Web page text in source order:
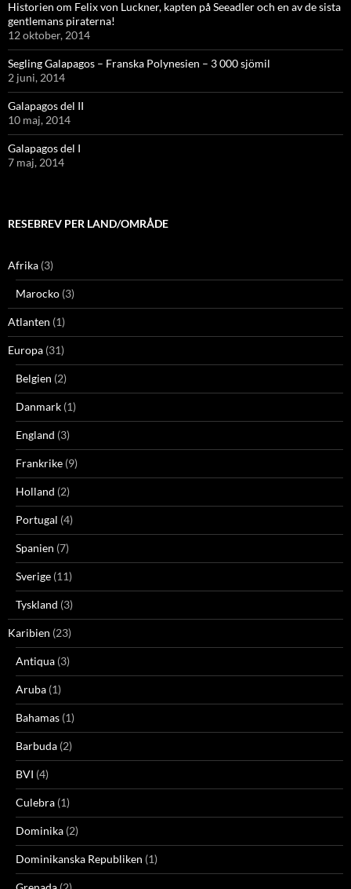
Historien om Felix von Luckner, kapten på Seeadler och en av de sista
gentlemans piraterna!
12 oktober, 2014
Segling Galapagos – Franska Polynesien – 3 000 sjömil
2 juni, 2014
Galapagos del II
10 maj, 2014
Galapagos del I
7 maj, 2014
RESEBREV PER LAND/OMRÅDE
Afrika (3)
Marocko (3)
Atlanten (1)
Europa (31)
Belgien (2)
Danmark (1)
England (3)
Frankrike (9)
Holland (2)
Portugal (4)
Spanien (7)
Sverige (11)
Tyskland (3)
Karibien (23)
Antiqua (3)
Aruba (1)
Bahamas (1)
Barbuda (2)
BVI (4)
Culebra (1)
Dominika (2)
Dominikanska Republiken (1)